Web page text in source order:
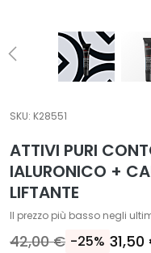
t
s
p
e
c
i
f
SKU: K28551
ATTIVI PURI
IALURONICO +
LIFTANTE
Il prezzo più basso negli
42,00 € -25%